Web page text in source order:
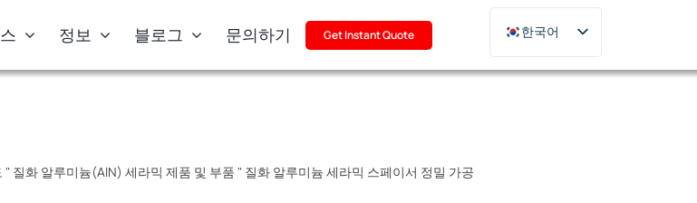
정보 블로그 문의하기 Get Instant Quote
한국어
English
" 질화 알루미늄(AlN) 세라믹 제품 및 부품 " 질화 알루미늄 세라믹 스페이서 정밀 가공